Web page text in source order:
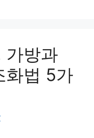
가방과
화법 5가